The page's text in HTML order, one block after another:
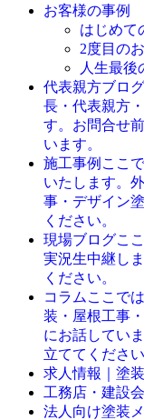
お客様の事例
はじめて
2度目の
人生最後
代表親方ブログ
長・代表親方
す。お問合せ
います。
施工事例 ここ
いたします。
事・デザイン
ください。
現場ブログこ
実況生中継し
ください。
コラム ここで
装・屋根工事
にお話してい
立ててください
求人情報｜塗
工務店・建設
法人向け塗装